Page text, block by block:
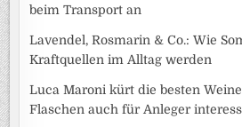
beim Transport an
Lavendel, Rosmarin & Co.: Wie
Kraftquellen im Alltag werden
Luca Maroni kürt die besten
Flaschen auch für Anleger